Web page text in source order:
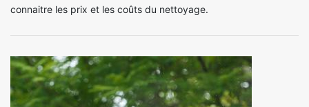
connaitre les prix et les coûts du nettoyage.